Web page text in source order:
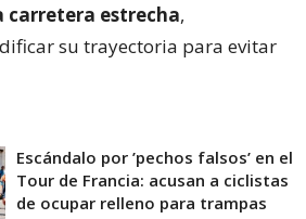
carretera estrecha,
su trayectoria para evitar
Escándalo por ’pechos falsos’ en el
Tour de Francia: acusan a ciclistas
de ocupar relleno para trampas